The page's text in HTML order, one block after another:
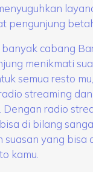
pengunjung
banyak cabang
menikmati
semua resto
streaming
radio
di bilang
suasan yang bisa
kamu.